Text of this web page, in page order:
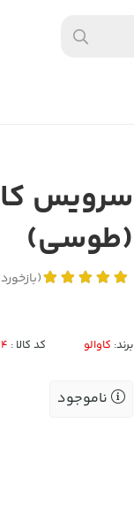
(طوسی)
(بازخورد
برند: کاوالو کد کالا :
ناموجود